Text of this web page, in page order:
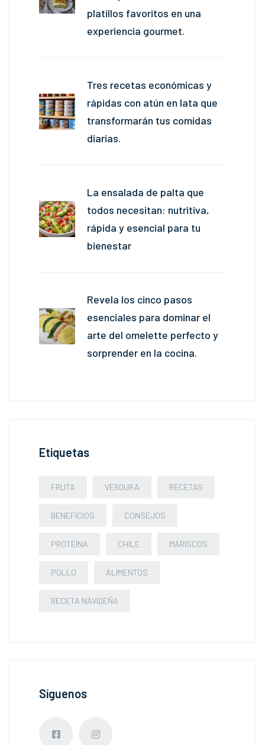
platillos favoritos en una
experiencia gourmet.
Tres recetas económicas y
rápidas con atún en lata que
transformarán tus comidas
diarias.
La ensalada de palta que
todos necesitan: nutritiva,
rápida y esencial para tu
bienestar
Revela los cinco pasos
esenciales para dominar el
arte del omelette perfecto y
sorprender en la cocina.
Etiquetas
FRUTA VERDURA RECETAS
BENEFICIOS CONSEJOS
PROTEÍNA CHILE MARISCOS
POLLO ALIMENTOS
RECETA NAVIDEÑA
Síguenos